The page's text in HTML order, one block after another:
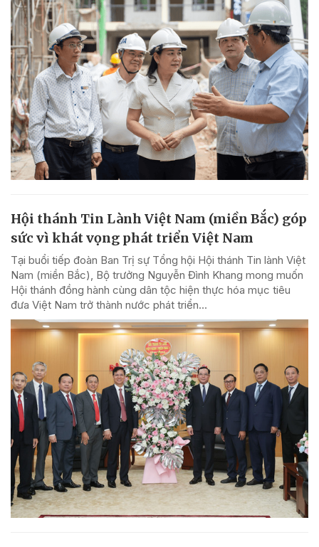
Hội thánh Tin Lành Việt Nam (miền Bắc) góp
sức vì khát vọng phát triển Việt Nam
Tại buổi tiếp đoàn Ban Trị sự Tổng hội Hội thánh Tin lành Việt
Nam (miền Bắc), Bộ trưởng Nguyễn Đình Khang mong muốn
Hội thánh đồng hành cùng dân tộc hiện thực hóa mục tiêu
đưa Việt Nam trở thành nước phát triển...